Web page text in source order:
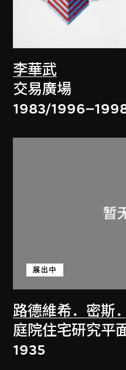
李華武
交易廣場
1983/
路德維希．密斯
展出中
庭院住宅研究平
1935